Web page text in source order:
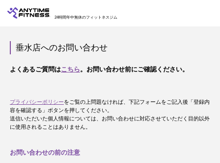
24時間年中無休のフィットネスジム
垂水店へのお問い合わせ
よくあるご質問はこちら。お問い合わせ前にご確認ください。
プライバシーポリシーをご覧の上問題なければ、下記フォームをご記入後「登録内
容を確認する」ボタンを押してください。
送信いただいた個人情報については、お問い合わせに対応させていただく目的以外
に使用されることはありません。
お問い合わせの前の注意